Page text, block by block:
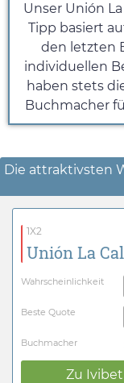
Unser Unión
Tipp basiert
den letzten
individuellen
haben stets
Buchmacher
Die attraktivsten
1X2
Unión La
Wahrscheinlichkeit
Beste Quote
Buchmacher
Zu Ivibet